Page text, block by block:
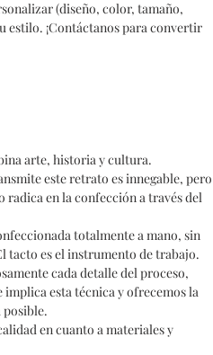
(diseño, color, tamaño,
estilo. ¡Contáctanos para convertir
arte, historia y cultura.
este retrato es innegable, pero
en la confección a través del
totalmente a mano, sin
tacto es el instrumento de trabajo.
cada detalle del proceso,
esta técnica y ofrecemos la
posible.
en cuanto a materiales y